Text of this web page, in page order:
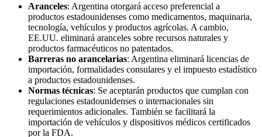
Aranceles: Argentina otorgará acceso preferencial a
productos estadounidenses como medicamentos, maquinaria,
tecnología, vehículos y productos agrícolas. A cambio,
EE.UU. eliminará aranceles sobre recursos naturales y
productos farmacéuticos no patentados.
Barreras no arancelarias: Argentina eliminará licencias de
importación, formalidades consulares y el impuesto estadístico
a productos estadounidenses.
Normas técnicas: Se aceptarán productos que cumplan con
regulaciones estadounidenses o internacionales sin
requerimientos adicionales. También se facilitará la
importación de vehículos y dispositivos médicos certificados
por la FDA.